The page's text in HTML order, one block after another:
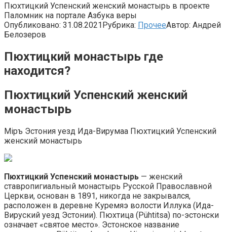
Пюхтицкий Успенский женский монастырь в проекте
Паломник на портале Азбука веры
Опубликовано: 31.08.2021Рубрика: ПрочееАвтор: Андрей
Белозеров
Пюхтицкий монастырь где
находится?
Пюхтицкий Успенский женский
монастырь
Мiръ Эстония уезд Ида-Вирумаа Пюхтицкий Успенский
женский монастырь
Пюхтицкий Успенский монастырь — женский
ставропигиальный монастырь Русской Православной
Церкви, основан в 1891, никогда не закрывался,
расположен в деревне Куремяэ волости Иллука (Ида-
Вируский уезд Эстонии). Пюхтица (Pühtitsa) по-эстонски
означает «святое место». Эстонское название